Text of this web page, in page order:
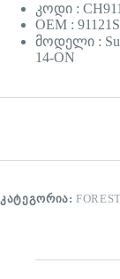
კოდი :
OEM :
მოდელი :
14-ON
ᲙᲐᲢᲔᲒᲝᲠᲘᲐ: